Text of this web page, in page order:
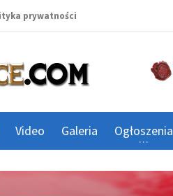
prywatności
Video Galeria Ogłoszenia